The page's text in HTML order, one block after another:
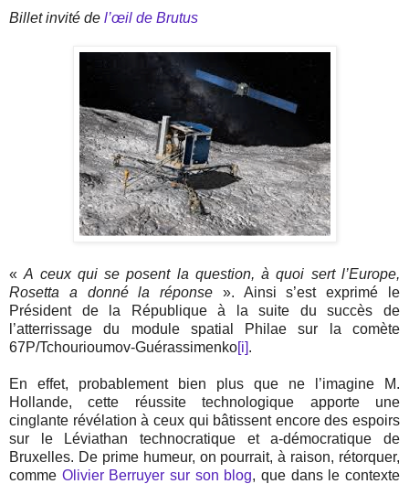
Billet invité de l’œil de Brutus
«A ceux qui se posent la question, à quoi sert l’Europe,
Rosetta a donné la réponse ». Ainsi s’est exprimé le
Président de la République à la suite du succès de
l’atterrissage du module spatial Philae sur la comète
67P/Tchourioumov-Guérassimenko[i].
En effet, probablement bien plus que ne l’imagine M.
Hollande, cette réussite technologique apporte une
cinglante révélation à ceux qui bâtissent encore des espoirs
sur le Léviathan technocratique et a-démocratique de
Bruxelles. De prime humeur, on pourrait, à raison, rétorquer,
comme Olivier Berruyer sur son blog, que dans le contexte